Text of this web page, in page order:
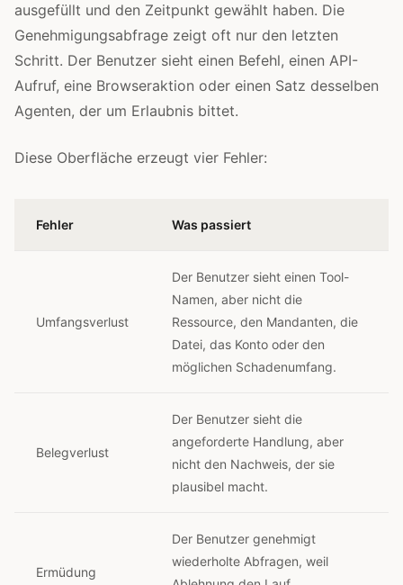
ausgefüllt und den Zeitpunkt gewählt haben. Die
Genehmigungsabfrage zeigt oft nur den letzten
Schritt. Der Benutzer sieht einen Befehl, einen API-
Aufruf, eine Browseraktion oder einen Satz desselben
Agenten, der um Erlaubnis bittet.
Diese Oberfläche erzeugt vier Fehler:
Fehler Was passiert
Umfangsverlust
Der Benutzer sieht einen Tool-
Namen, aber nicht die
Ressource, den Mandanten, die
Datei, das Konto oder den
möglichen Schadenumfang.
Belegverlust
Der Benutzer sieht die
angeforderte Handlung, aber
nicht den Nachweis, der sie
plausibel macht.
Ermüdung
Der Benutzer genehmigt
wiederholte Abfragen, weil